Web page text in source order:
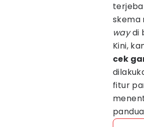
skema
waydi
Kini,
cek
fitur